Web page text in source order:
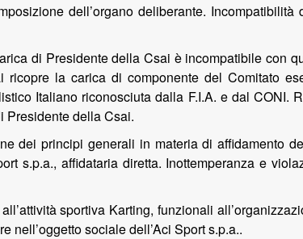
dell’organo deliberante.
di Presidente della Csai è incompatibile con
ricopre la carica di componente del Comitato
Italiano riconosciuta dalla F.I.A. e dal CONI.
Presidente della Csai.
dei principi generali in materia di affidamento
s.p.a., affidataria diretta. Inottemperanza e
sportiva Karting, funzionali
nell’oggetto sociale dell’Aci Sport s.p.a..